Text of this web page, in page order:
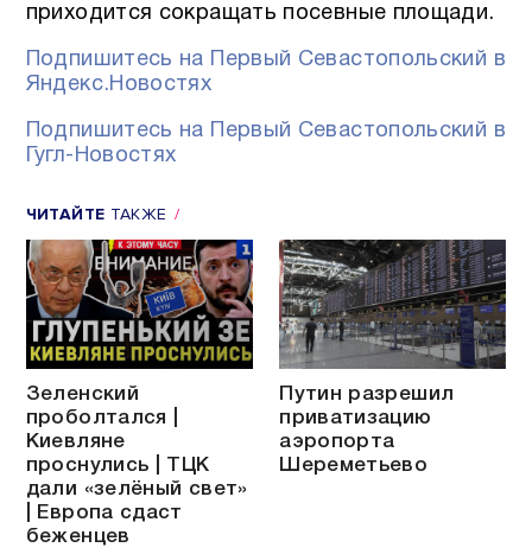
приходится сокращать посевные площади.
Подпишитесь на Первый Севастопольский в
Яндекс.Новостях
Подпишитесь на Первый Севастопольский в
Гугл-Новостях
ЧИТАЙТЕ ТАКЖЕ
Зеленский
проболтался |
Киевляне
проснулись | ТЦК
дали «зелёный свет»
| Европа сдаст
беженцев
Путин разрешил
приватизацию
аэропорта
Шереметьево